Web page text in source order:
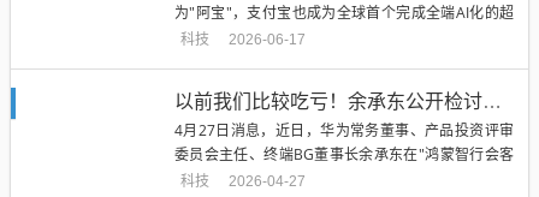
为"阿宝"，支付宝也成为全球首个完成全端AI化的超
级应用。随着AI版支...
科技 2026-06-17
以前我们比较吃亏！余承东公开检讨：早年造车只重安全品质忽视了外观
4月27日消息，近日，华为常务董事、产品投资评审
委员会主任、终端BG董事长余承东在"鸿蒙智行会客
厅"直播活动中公开自我检...
科技 2026-04-27